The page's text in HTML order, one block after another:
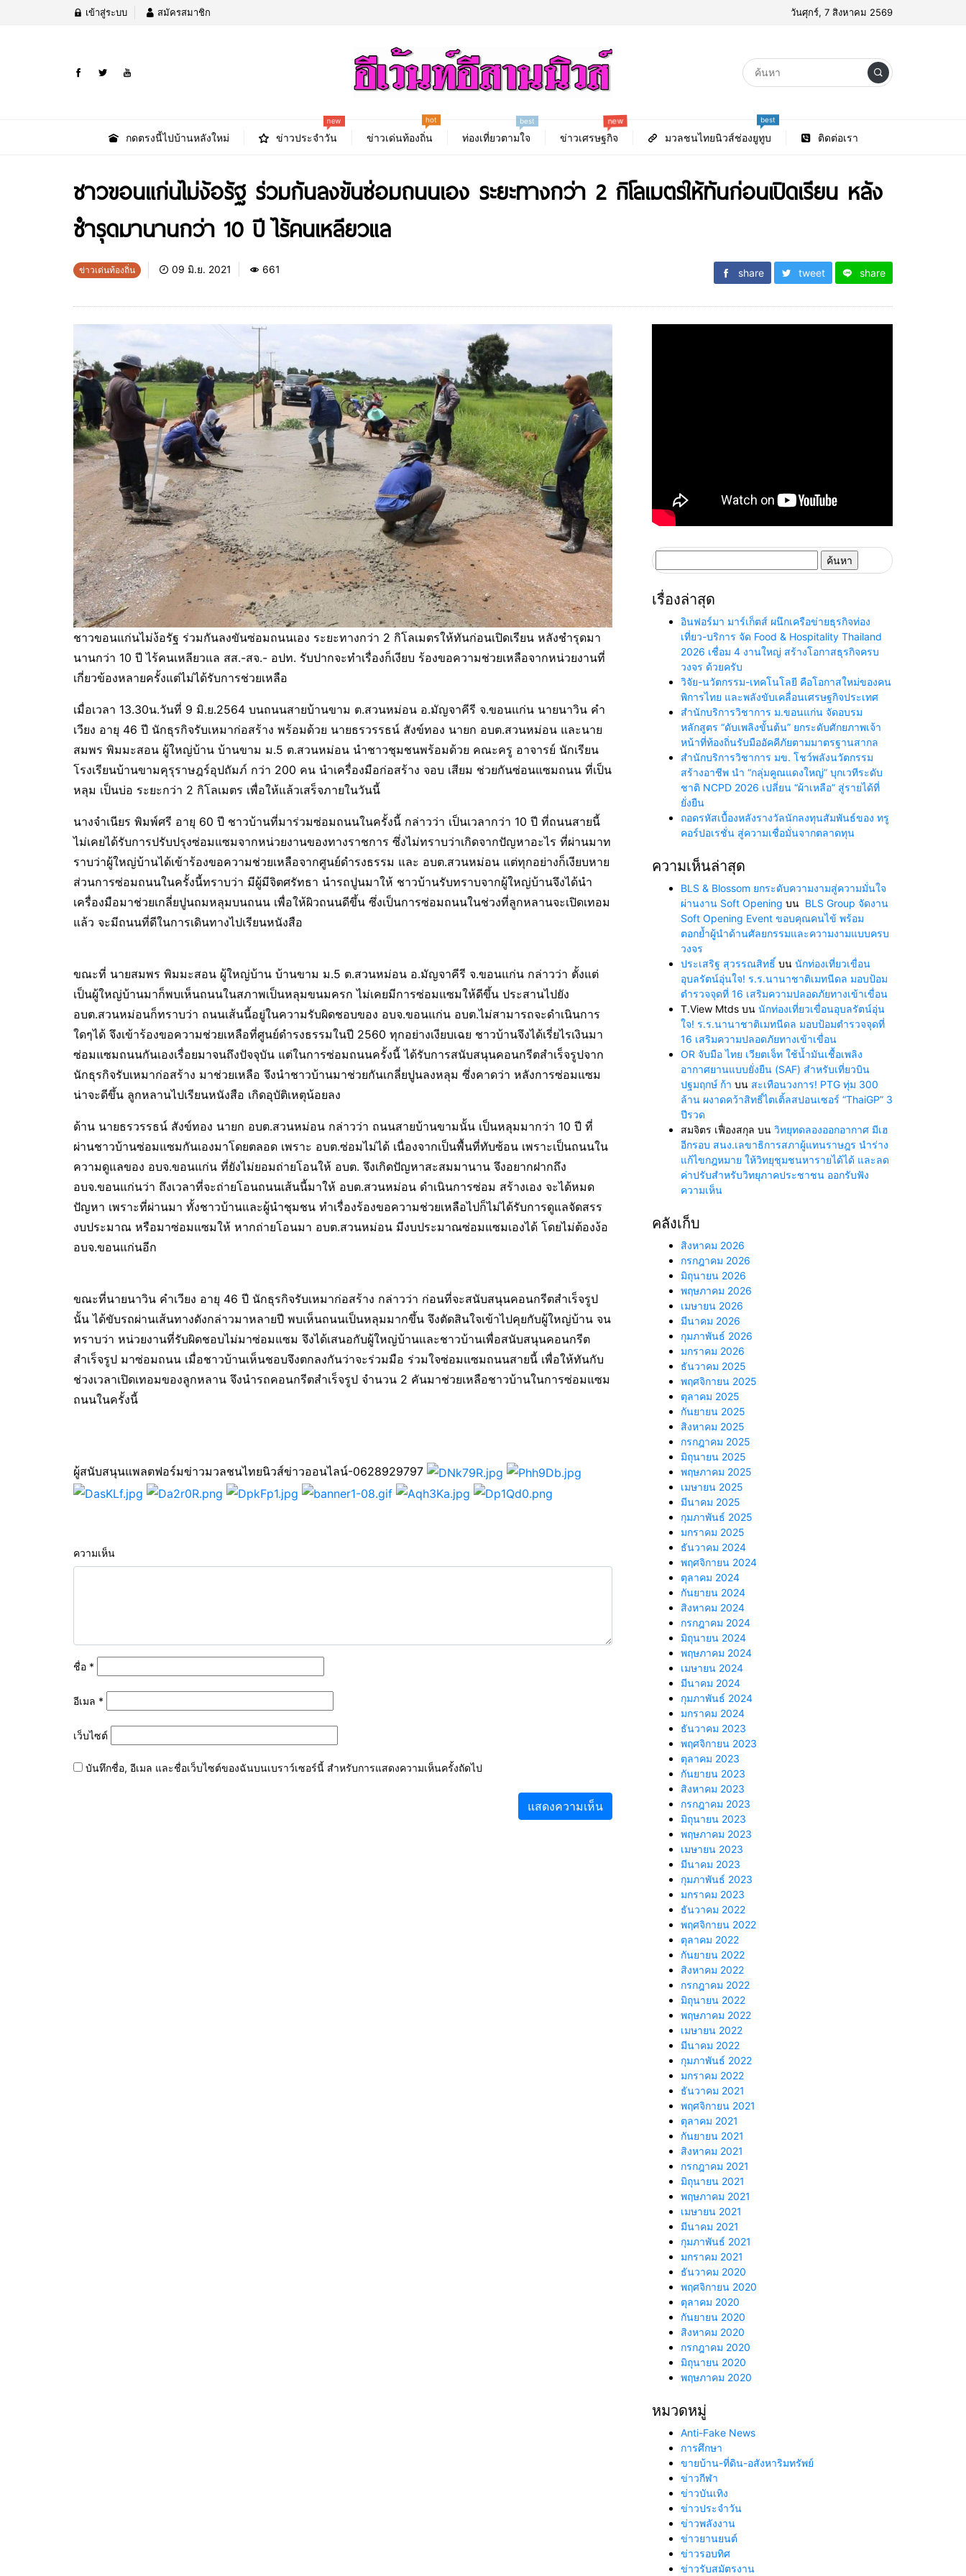
เข้าสู่ระบบ สมัครสมาชิก วันศุกร์, 7 สิงหาคม 2569
กดตรงนี้ไปบ้านหลังใหม่ ข่าวประจำวัน
new
ข่าวเด่นท้องถิ่น
hot
ท่องเที่ยวตามใจ
best
ข่าวเศรษฐกิจ
new
มวลชนไทยนิวส์ช่องยูทูบ
best
ติดต่อเรา
ชาวขอนแก่นไม่ง้อรัฐ ร่วมกันลงขันซ่อมถนนเอง ระยะทางกว่า 2 กิโลเมตรให้ทันก่อนเปิดเรียน หลัง
ชำรุดมานานกว่า 10 ปี ไร้คนเหลียวแล
ข่าวเด่นท้องถิ่น 09 มิ.ย. 2021 661 share tweet share
ชาวขอนแก่นไม่ง้อรัฐ ร่วมกันลงขันซ่อมถนนเอง ระยะทางกว่า 2 กิโลเมตรให้ทันก่อนเปิดเรียน หลังชำรุดมา
นานกว่า 10 ปี ไร้คนเหลียวแล สส.-สจ.- อปท. รับปากจะทำเรื่องก็เงียบ ร้องขอความช่วยเหลือจากหน่วยงานที่
เกี่ยวข้องหลายครั้งแต่ไม่ได้รับการช่วยเหลือ
เมื่อเวลา 13.30น.วันที่ 9 มิ.ย.2564 บนถนนสายบ้านขาม ต.สวนหม่อน อ.มัญจาคีรี จ.ขอนแก่น นายนาวิน คำ
เวียง อายุ 46 ปี นักธุรกิจรับเหมาก่อสร้าง พร้อมด้วย นายธรวรรธน์ สังข์ทอง นายก อบต.สวนหม่อน และนาย
สมพร พิมมะสอน ผู้ใหญ่บ้าน บ้านขาม ม.5 ต.สวนหม่อน นำชาวชุมชนพร้อมด้วย คณะครู อาจารย์ นักเรียน
โรงเรียนบ้านขามคุรุราษฎร์อุปถัมภ์ กว่า 200 คน นำเครื่องมือก่อสร้าง จอบ เสียม ช่วยกันซ่อนแซมถนน ที่เป็น
หลุม เป็นบ่อ ระยะกว่า 2 กิโลเมตร เพื่อให้แล้วเสร็จภายในวันนี้
นางจำเนียร พิมพ์ศรี อายุ 60 ปี ชาวบ้านที่มาร่วมซ่อมถนนในครั้งนี้ กล่าวว่า เป็นเวลากว่า 10 ปี ที่ถนนสายนี้
ไม่เคยได้รับการปรับปรุงซ่อมแซมจากหน่วยงานของทางราชการ ซึ่งไม่ทราบว่าเกิดจากปัญหาอะไร ที่ผ่านมาท
ราบว่าผู้ใหญ่บ้านได้เข้าร้องขอความช่วยเหลือจากศูนย์ดำรงธรรม และ อบต.สวนหม่อน แต่ทุกอย่างก็เงียบหาย
ส่วนการซ่อมถนนในครั้งนี้ทราบว่า มีผู้มีจิตศรัทธา นำรถปูนมาให้ ชาวบ้านรับทราบจากผู้ใหญ่บ้านจึงได้นำ
เครื่องมือมาช่วยเกลี่ยปูนถมหลุมบนถนน เพื่อให้ผิวถนนดีขึ้น ซึ่งเป็นการซ่อมถนนในช่วงที่ลูกหลานจะเปิดเทอม
แล้ว จะมีถนนที่ดีในการเดินทางไปเรียนหนังสือ
ขณะที่ นายสมพร พิมมะสอน ผู้ใหญ่บ้าน บ้านขาม ม.5 ต.สวนหม่อน อ.มัญจาคีรี จ.ขอนแก่น กล่าวว่า ตั้งแต่
เป็นผู้ใหญ่บ้านมาก็พบเห็นถนนในสภาพเป็นหลุมขนมครก ไม่เคยมีการซ่อมแซมให้ดีขึ้น ประสานไปยัง
อบต.สวนหม่อนก็ทราบว่า ถนนเส้นนี้อยู่ในความรับผิดชอบของ อบจ.ขอนแก่น อบต.ไม่สามารถจะดำเนินการ
ใดๆได้ จึงเข้าร้องขอความช่วยเหลือที่ศูนย์ดำรงธรรมในปี 2560 ทุกอย่างเงียบเฉย ชาวบ้านจึงได้เรี่ยไรเงินมา
ซ่อมแซมถนนกันเองเรื่อยมาจนถึงปัจจุบัน แต่ในการซ่อมถนนครั้งนี้ ได้รับการสนับสนุนคอนกรีตสำเร็จรูปจาก
นักธุรกิจรับเหมาก่อสร้าง มาช่วยเหลือ จึงนำชาวบ้านมาช่วยกันเกลี่ยปูนลงหลุม ซึ่งคาดว่า หลังการซ่อมแซม
น่าจะดีขึ้น ลูกหลานไปเรียนหนังสือ เกิดอุบัติเหตุน้อยลง
ด้าน นายธรวรรธน์ สังข์ทอง นายก อบต.สวนหม่อน กล่าวว่า ถนนสายบ้านขามนั้น เป็นหลุมมากว่า 10 ปี ที่
ผ่านชาวบ้านซ่อมแซมกันเองมาโดยตลอด เพราะ อบต.ซ่อมไม่ได้ เนื่องจากเป็นพื้นที่ทับซ้อน เพราะเป็นถนนใน
ความดูแลของ อบจ.ขอนแก่น ที่ยังไม่ยอมถ่ายโอนให้ อบต. จึงเกิดปัญหาสะสมมานาน จึงอยากฝากถึง
อบจ.ขอนแก่นว่า ถึงเวลาที่จะถ่ายโอนถนนเส้นนี้มาให้ อบต.สวนหม่อน ดำเนินการซ่อม สร้างเอง จะได้หมด
ปัญหา เพราะที่ผ่านมา ทั้งชาวบ้านและผู้นำชุมชน ทำเรื่องร้องขอความช่วยเหลือไปก็ไม่ได้รับการดูแลจัดสรร
งบประมาณ หรือมาซ่อมแซมให้ หากถ่ายโอนมา อบต.สวนหม่อน มีงบประมาณซ่อมแซมเองได้ โดยไม่ต้องง้อ
อบจ.ขอนแก่นอีก
ขณะที่นายนาวิน คำเวียง อายุ 46 ปี นักธุรกิจรับเหมาก่อสร้าง กล่าวว่า ก่อนที่จะสนับสนุนคอนกรีตสำเร็จรูป
นั้น ได้ขับรถผ่านเส้นทางดังกล่าวมาหลายปี พบเห็นถนนเป็นหลุมมากขึ้น จึงตัดสินใจเข้าไปคุยกับผู้ใหญ่บ้าน จน
ทราบว่า หน่วยงานที่รับผิดชอบไม่มาซ่อมแซม จึงได้เสนอกับผู้ใหญ่บ้านและชาวบ้านเพื่อสนับสนุนคอนกรีต
สำเร็จรูป มาซ่อมถนน เมื่อชาวบ้านเห็นชอบจึงตกลงกันว่าจะร่วมมือ ร่วมใจซ่อมแซมถนนสายนี้ เพื่อให้ทันกับ
ช่วงเวลาเปิดเทอมของลูกหลาน จึงนำรถคอนกรีตสำเร็จรูป จำนวน 2 คันมาช่วยเหลือชาวบ้านในการซ่อมแซม
ถนนในครั้งนี้
ผู้สนับสนุนแพลตฟอร์มข่าวมวลชนไทยนิวส์ข่าวออนไลน์-0628929797
ความเห็น
ชื่อ *
อีเมล *
เว็บไซต์
บันทึกชื่อ, อีเมล และชื่อเว็บไซต์ของฉันบนเบราว์เซอร์นี้ สำหรับการแสดงความเห็นครั้งถัดไป
สำหรับ:
เรื่องล่าสุด
อินฟอร์มา มาร์เก็ตส์ ผนึกเครือข่ายธุรกิจท่อง
เที่ยว-บริการ จัด Food & Hospitality Thailand
2026 เชื่อม 4 งานใหญ่ สร้างโอกาสธุรกิจครบ
วงจร ด้วยครับ
วิจัย-นวัตกรรม-เทคโนโลยี คือโอกาสใหม่ของคน
พิการไทย และพลังขับเคลื่อนเศรษฐกิจประเทศ
สำนักบริการวิชาการ ม.ขอนแก่น จัดอบรม
หลักสูตร “ดับเพลิงขั้นต้น” ยกระดับศักยภาพเจ้า
หน้าที่ท้องถิ่นรับมืออัคคีภัยตามมาตรฐานสากล
สำนักบริการวิชาการ มข. โชว์พลังนวัตกรรม
สร้างอาชีพ นำ “กลุ่มคูณแดงใหญ่” บุกเวทีระดับ
ชาติ NCPD 2026 เปลี่ยน “ผ้าเหลือ” สู่รายได้ที่
ยั่งยืน
ถอดรหัสเบื้องหลังรางวัลนักลงทุนสัมพันธ์ของ ทรู
คอร์ปอเรชั่น สู่ความเชื่อมั่นจากตลาดทุน
ความเห็นล่าสุด
BLS & Blossom ยกระดับความงามสู่ความมั่นใจ
ผ่านงาน Soft Opening บน BLS Group จัดงาน
Soft Opening Event ขอบคุณคนไข้ พร้อม
ตอกย้ำผู้นำด้านศัลยกรรมและความงามแบบครบ
วงจร
ประเสริฐ สุวรรณสิทธิ์ บน นักท่องเที่ยวเขื่อน
อุบลรัตน์อุ่นใจ! ร.ร.นานาชาติเมทนีดล มอบป้อม
ตำรวจจุดที่ 16 เสริมความปลอดภัยทางเข้าเขื่อน
T.View Mtds บน นักท่องเที่ยวเขื่อนอุบลรัตน์อุ่น
ใจ! ร.ร.นานาชาติเมทนีดล มอบป้อมตำรวจจุดที่
16 เสริมความปลอดภัยทางเข้าเขื่อน
OR จับมือ ไทย เวียตเจ็ท ใช้น้ำมันเชื้อเพลิง
อากาศยานแบบยั่งยืน (SAF) สำหรับเที่ยวบิน
ปฐมฤกษ์ ก้า บน สะเทือนวงการ! PTG ทุ่ม 300
ล้าน ผงาดคว้าสิทธิ์ไตเติ้ลสปอนเซอร์ “ThaiGP” 3
ปีรวด
สมจิตร เฟื่องสกุล บน วิทยุทดลองออกอากาศ มีเฮ
อีกรอบ สนง.เลขาธิการสภาผู้แทนราษฎร นำร่าง
แก้ไขกฎหมาย ให้วิทยุชุมชนหารายได้ได้ และลด
ค่าปรับสำหรับวิทยุภาคประชาชน ออกรับฟัง
ความเห็น
คลังเก็บ
สิงหาคม 2026
กรกฎาคม 2026
มิถุนายน 2026
พฤษภาคม 2026
เมษายน 2026
มีนาคม 2026
กุมภาพันธ์ 2026
มกราคม 2026
ธันวาคม 2025
พฤศจิกายน 2025
ตุลาคม 2025
กันยายน 2025
สิงหาคม 2025
กรกฎาคม 2025
มิถุนายน 2025
พฤษภาคม 2025
เมษายน 2025
มีนาคม 2025
กุมภาพันธ์ 2025
มกราคม 2025
ธันวาคม 2024
พฤศจิกายน 2024
ตุลาคม 2024
กันยายน 2024
สิงหาคม 2024
กรกฎาคม 2024
มิถุนายน 2024
พฤษภาคม 2024
เมษายน 2024
มีนาคม 2024
กุมภาพันธ์ 2024
มกราคม 2024
ธันวาคม 2023
พฤศจิกายน 2023
ตุลาคม 2023
กันยายน 2023
สิงหาคม 2023
กรกฎาคม 2023
มิถุนายน 2023
พฤษภาคม 2023
เมษายน 2023
มีนาคม 2023
กุมภาพันธ์ 2023
มกราคม 2023
ธันวาคม 2022
พฤศจิกายน 2022
ตุลาคม 2022
กันยายน 2022
สิงหาคม 2022
กรกฎาคม 2022
มิถุนายน 2022
พฤษภาคม 2022
เมษายน 2022
มีนาคม 2022
กุมภาพันธ์ 2022
มกราคม 2022
ธันวาคม 2021
พฤศจิกายน 2021
ตุลาคม 2021
กันยายน 2021
สิงหาคม 2021
กรกฎาคม 2021
มิถุนายน 2021
พฤษภาคม 2021
เมษายน 2021
มีนาคม 2021
กุมภาพันธ์ 2021
มกราคม 2021
ธันวาคม 2020
พฤศจิกายน 2020
ตุลาคม 2020
กันยายน 2020
สิงหาคม 2020
กรกฎาคม 2020
มิถุนายน 2020
พฤษภาคม 2020
หมวดหมู่
Anti-Fake News
การศึกษา
ขายบ้าน-ที่ดิน-อสังหาริมทรัพย์
ข่าวกีฬา
ข่าวบันเทิง
ข่าวประจำวัน
ข่าวพลังงาน
ข่าวยานยนต์
ข่าวรอบทิศ
ข่าวรับสมัตรงาน